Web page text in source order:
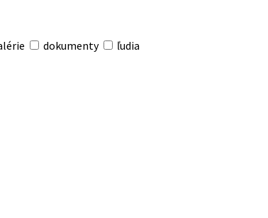
dokumenty ľudia